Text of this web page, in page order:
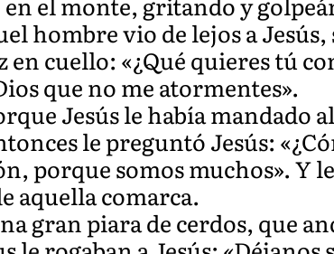
hombre vio de lejos a
en cuello: «¿Qué quieres tú
que no me atormentes».
Jesús le había mandado
le preguntó Jesús:
porque somos muchos». Y
aquella comarca.
gran piara de cerdos, que